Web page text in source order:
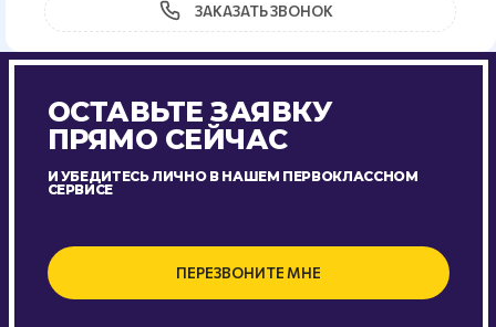
ЗАКАЗАТЬ ЗВОНОК
ОСТАВЬТЕ ЗАЯВКУ
ПРЯМО СЕЙЧАС
И УБЕДИТЕСЬ ЛИЧНО В НАШЕМ ПЕРВОКЛАССНОМ
СЕРВИСЕ
ПЕРЕЗВОНИТЕ МНЕ